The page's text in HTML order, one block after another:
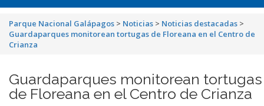
Parque Nacional Galápagos > Noticias > Noticias destacadas >
Guardaparques monitorean tortugas de Floreana en el Centro de
Crianza
Guardaparques monitorean tortugas
de Floreana en el Centro de Crianza